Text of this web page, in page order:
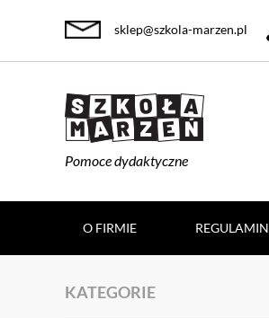
Pomoce dydaktyczne
sklep@szkola-marzen.pl
O FIRMIE REGULAMIN
KATEGORIE